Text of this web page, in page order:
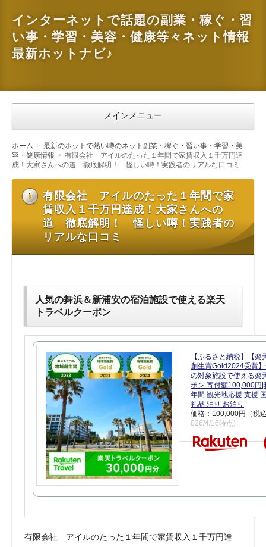
インターネットで話題の副業・稼ぐ・習
い事・学習・美容・健康等々ネット情報
最新ホットナビ♪
メインメニュー
ホーム
最新のホットで熱い噂のネット副業・稼ぐ・習い事・学習・美
容・健康情報
有限会社 アイルのたった１年間で家賃収入１千万円達
成！大家さんへの道 徹底解明！ 怪しい噂！実践者のリアルな口コミ
有限会社 アイルのたった１年間で家
賃収入１千万円達成！大家さんへの
道 徹底解明！ 怪しい噂！実践者の
リアルな口コミ
人気の舞浜＆新浦安の宿泊施設で使える楽天
トラベルクーポン
【ふるさと納税】【楽
創生賞Gold2024受賞
の対象施設で使える楽
ポン 寄付額100,000円|
年間 観光地応援 支援
礼品 泊り お泊り
価格：100,000円（税
026/4/16時点)
有限会社 アイルのたった１年間で家賃収入１千万円達